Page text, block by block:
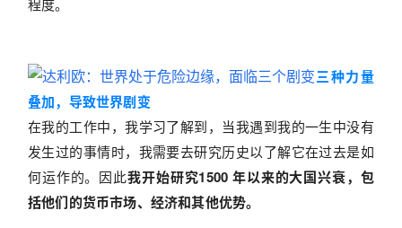
程度。
三种力量
叠加，导致世界剧变
在我的工作中，我学习了解到，当我遇到我的一生中没有
发生过的事情时，我需要去研究历史以了解它在过去是如
何运作的。因此我开始研究1500 年以来的大国兴衰，包
括他们的货币市场、经济和其他优势。